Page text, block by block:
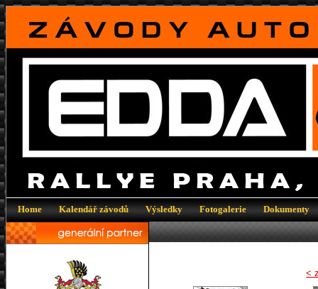
Home Kalendář závodů Výsledky Fotogalerie Dokumenty
<